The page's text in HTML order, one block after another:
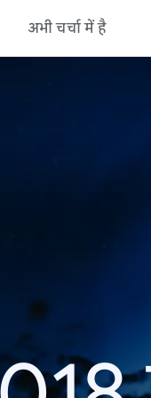
अभी चर्चा में है